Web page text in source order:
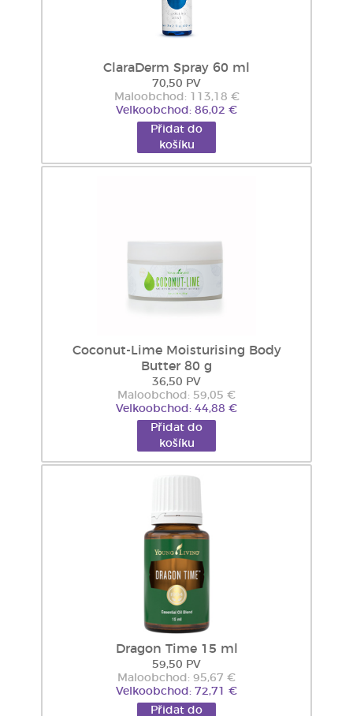
ClaraDerm Spray 60 ml
70,50 PV
Maloobchod: 113,18 €
Velkoobchod: 86,02 €
Přidat do
košíku
Coconut-Lime Moisturising Body
Butter 80 g
36,50 PV
Maloobchod: 59,05 €
Velkoobchod: 44,88 €
Přidat do
košíku
Dragon Time 15 ml
59,50 PV
Maloobchod: 95,67 €
Velkoobchod: 72,71 €
Přidat do